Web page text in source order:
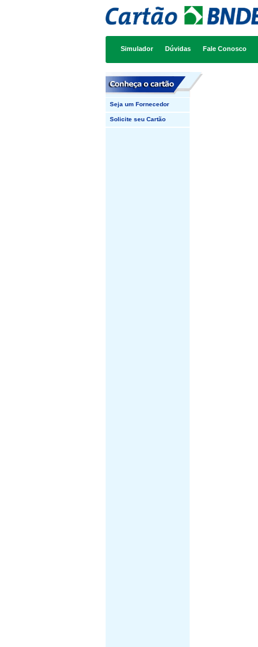
Simulador Dúvidas Fale Conosco
Seja um Fornecedor
Solicite seu Cartão